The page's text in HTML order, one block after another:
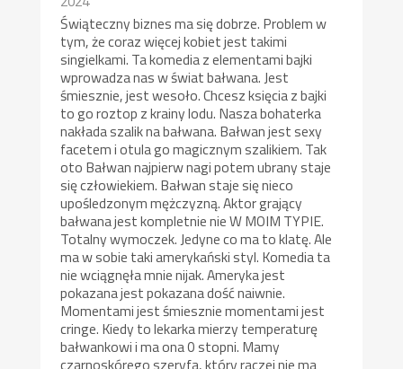
Świąteczny biznes ma się dobrze. Problem w
tym, że coraz więcej kobiet jest takimi
singielkami. Ta komedia z elementami bajki
wprowadza nas w świat bałwana. Jest
śmiesznie, jest wesoło. Chcesz księcia z bajki
to go roztop z krainy lodu. Nasza bohaterka
nakłada szalik na bałwana. Bałwan jest sexy
facetem i otula go magicznym szalikiem. Tak
oto Bałwan najpierw nagi potem ubrany staje
się człowiekiem. Bałwan staje się nieco
upośledzonym mężczyzną. Aktor grający
bałwana jest kompletnie nie W MOIM TYPIE.
Totalny wymoczek. Jedyne co ma to klatę. Ale
ma w sobie taki amerykański styl. Komedia ta
nie wciągnęła mnie nijak. Ameryka jest
pokazana jest pokazana dość naiwnie.
Momentami jest śmiesznie momentami jest
cringe. Kiedy to lekarka mierzy temperaturę
bałwankowi i ma ona 0 stopni. Mamy